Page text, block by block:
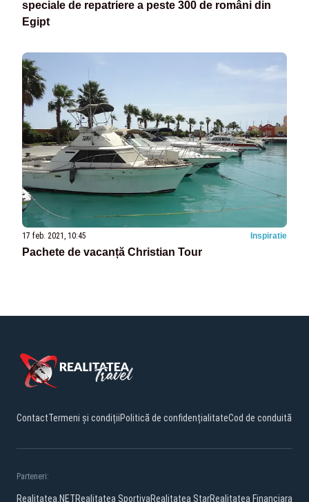
speciale de repatriere a peste 300 de români din
Egipt
17 feb. 2021, 10:45 Inspiratie
Pachete de vacanță Christian Tour
ContactTermeni și condițiiPolitică de confidențialitateCod de conduită
Parteneri:
Realitatea.NETRealitatea SportivaRealitatea StarRealitatea Financiara